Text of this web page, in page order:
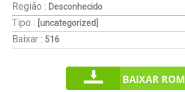
Região : Desconhecido
Tipo : [uncategorized]
Baixar : 516
BAIXAR ROM